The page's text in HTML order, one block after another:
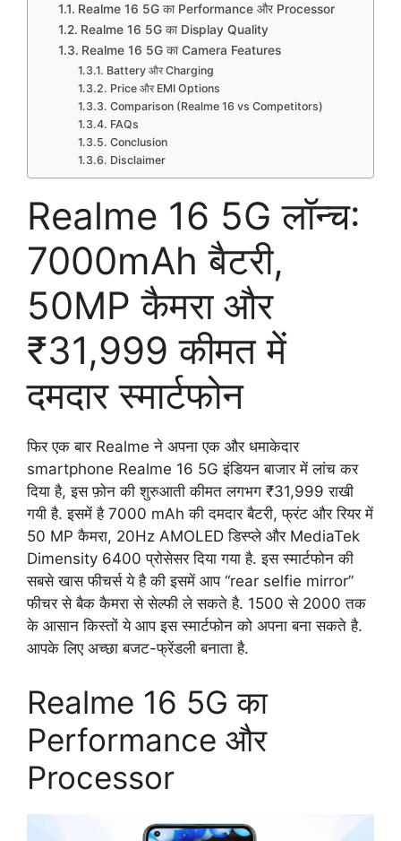
Realme 16 5G का Performance और Processor
Realme 16 5G का Display Quality
Realme 16 5G का Camera Features
Battery और Charging
Price और EMI Options
Comparison (Realme 16 vs Competitors)
FAQs
Conclusion
Disclaimer
Realme 16 5G लॉन्च:
7000mAh बैटरी,
50MP कैमरा और
₹31,999 कीमत में
दमदार स्मार्टफोन
फिर एक बार Realme ने अपना एक और धमाकेदार
smartphone Realme 16 5G इंडियन बाजार में लांच कर
दिया है, इस फ़ोन की शुरुआती कीमत लगभग ₹31,999 राखी
गयी है. इसमें है 7000 mAh की दमदार बैटरी, फ्रंट और रियर में
50 MP कैमरा, 20Hz AMOLED डिस्प्ले और MediaTek
Dimensity 6400 प्रोसेसर दिया गया है. इस स्मार्टफोन की
सबसे खास फीचर्स ये है की इसमें आप “rear selfie mirror”
फीचर से बैक कैमरा से सेल्फी ले सकते है. 1500 से 2000 तक
के आसान किस्तों ये आप इस स्मार्टफोन को अपना बना सकते है.
आपके लिए अच्छा बजट-फ्रेंडली बनाता है.
Realme 16 5G का
Performance और
Processor